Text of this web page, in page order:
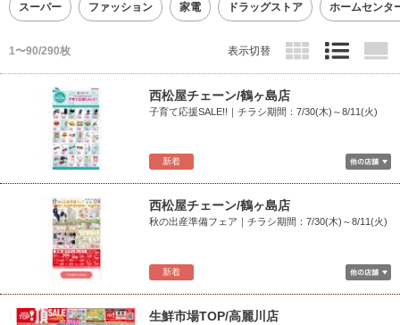
スーパー ファッション 家電 ドラッグストア ホームセンタ
1〜90/290枚 表示切替
新着
西松屋チェーン/鶴ヶ島店
子育て応援SALE!!｜チラシ期間：7/30(木)～8/11(火)
新着
西松屋チェーン/鶴ヶ島店
秋の出産準備フェア｜チラシ期間：7/30(木)～8/11(火)
生鮮市場TOP/高麗川店